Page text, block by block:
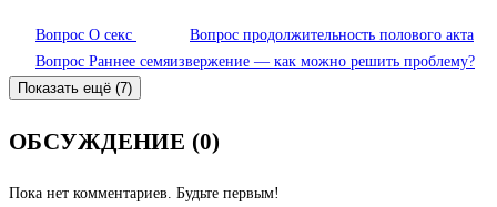
Вопрос О секс Вопрос продолжительность полового акта
Вопрос Раннее семяизвержение — как можно решить проблему?
Показать ещё (7)
ОБСУЖДЕНИЕ (0)
Пока нет комментариев. Будьте первым!